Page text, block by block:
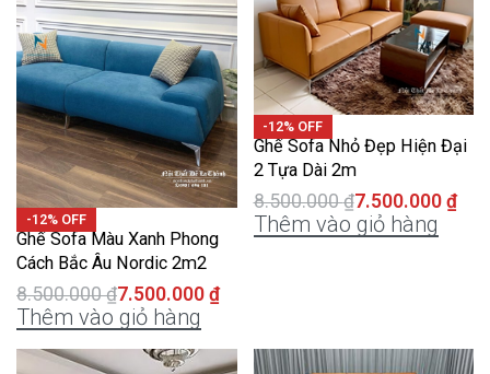
-12% OFF
Ghế Sofa Màu Xanh Phong
Cách Bắc Âu Nordic 2m2
8.500.000₫7.500.000 ₫
Thêm vào giỏ hàng
-12% OFF
Ghế Sofa Nhỏ Đẹp Hiện Đại
2 Tựa Dài 2m
8.500.000₫7.500.000 ₫
Thêm vào giỏ hàng